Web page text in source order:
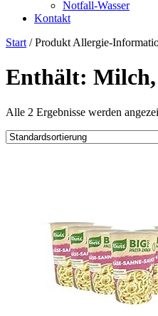
Notfall-Wasser
Kontakt
Start / Produkt Allergie-
‎Enthält: Milch,
Alle 2 Ergebnisse werden